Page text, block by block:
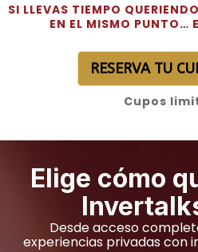
SI LLEVAS TIEMPO
EN EL MISMO PUNTO…
RESERVA TU
Cupos
Elige cómo
Desde acceso
experiencias privadas con